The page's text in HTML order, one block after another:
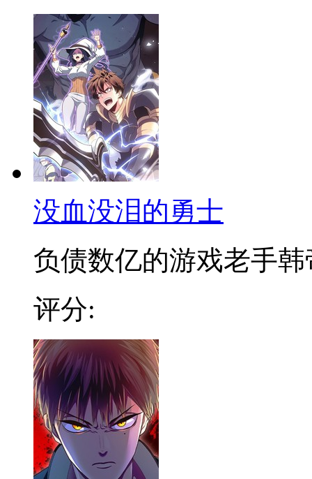
没血没泪的勇士
负债数亿的游戏老手韩
评分: